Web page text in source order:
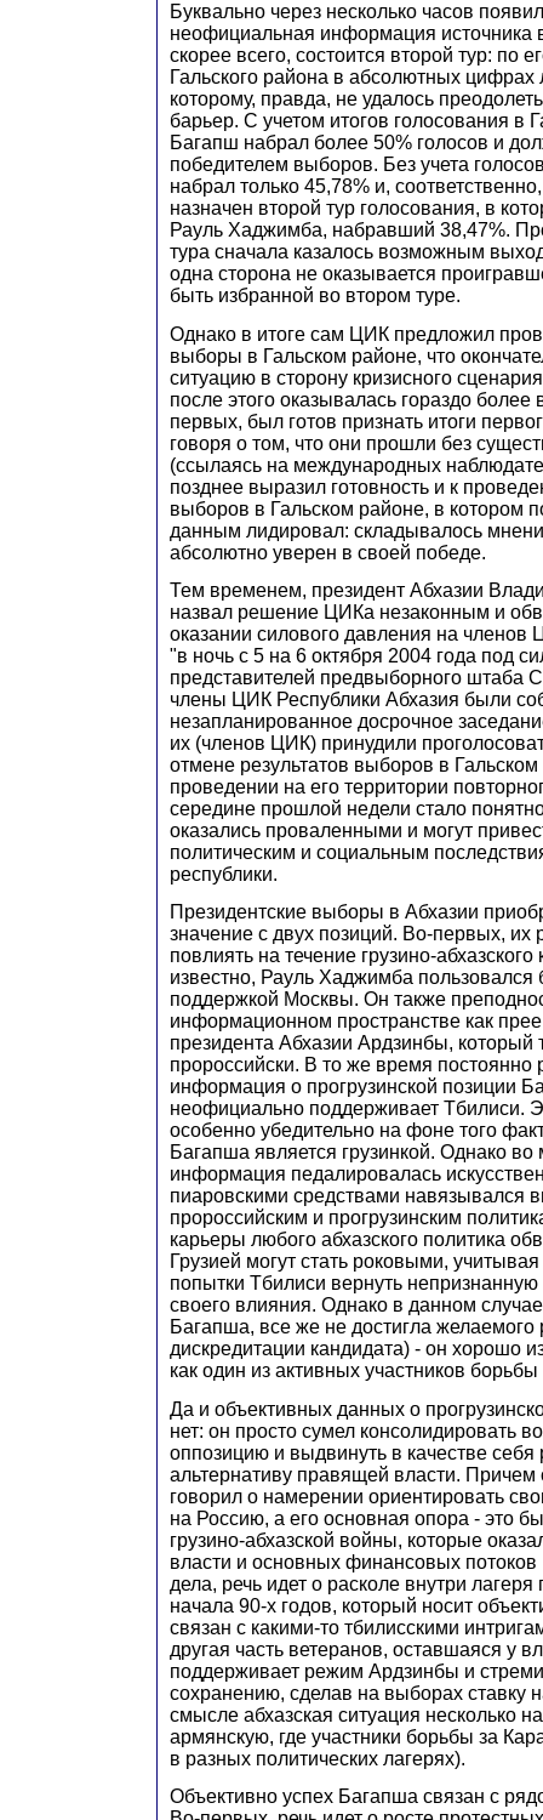
Буквально через несколько часов
неофициальная информация источника
скорее всего, состоится второй тур: по
Гальского района в абсолютных цифрах
которому, правда, не удалось
барьер. С учетом итогов голосования в
Багапш набрал более 50% голосов и
победителем выборов. Без учета
набрал только 45,78% и,
назначен второй тур голосования, в
Рауль Хаджимба, набравший 38,47%.
тура сначала казалось возможным
одна сторона не оказывается
быть избранной во втором туре.
Однако в итоге сам ЦИК предложил
выборы в Гальском районе, что
ситуацию в сторону кризисного
после этого оказывалась гораздо
первых, был готов признать итоги
говоря о том, что они прошли без
(ссылаясь на международных
позднее выразил готовность и к
выборов в Гальском районе, в котором
данным лидировал: складывалось
абсолютно уверен в своей победе.
Тем временем, президент Абхазии
назвал решение ЦИКа незаконным и
оказании силового давления на членов
"в ночь с 5 на 6 октября 2004 года под
представителей предвыборного штаба
члены ЦИК Республики Абхазия были
незапланированное досрочное
их (членов ЦИК) принудили
отмене результатов выборов в
проведении на его территории
середине прошлой недели стало
оказались проваленными и могут
политическим и социальным
республики.
Президентские выборы в Абхазии
значение с двух позиций. Во-первых, их
повлиять на течение грузино-
известно, Рауль Хаджимба пользовался
поддержкой Москвы. Он также
информационном пространстве как
президента Абхазии Ардзинбы, который
пророссийски. В то же время постоянно
информация о прогрузинской позиции
неофициально поддерживает Тбилиси.
особенно убедительно на фоне того
Багапша является грузинкой. Однако во
информация педалировалась
пиаровскими средствами навязывался
пророссийским и прогрузинским
карьеры любого абхазского политика
Грузией могут стать роковыми,
попытки Тбилиси вернуть
своего влияния. Однако в данном
Багапша, все же не достигла желаемого
дискредитации кандидата) - он хорошо
как один из активных участников
Да и объективных данных о
нет: он просто сумел консолидировать
оппозицию и выдвинуть в качестве себя
альтернативу правящей власти. Причем
говорил о намерении ориентировать
на Россию, а его основная опора - это
грузино-абхазской войны, которые
власти и основных финансовых потоков
дела, речь идет о расколе внутри
начала 90-х годов, который носит
связан с какими-то тбилисскими
другая часть ветеранов, оставшаяся у
поддерживает режим Ардзинбы и
сохранению, сделав на выборах ставку
смысле абхазская ситуация несколько
армянскую, где участники борьбы за
в разных политических лагерях).
Объективно успех Багапша связан с